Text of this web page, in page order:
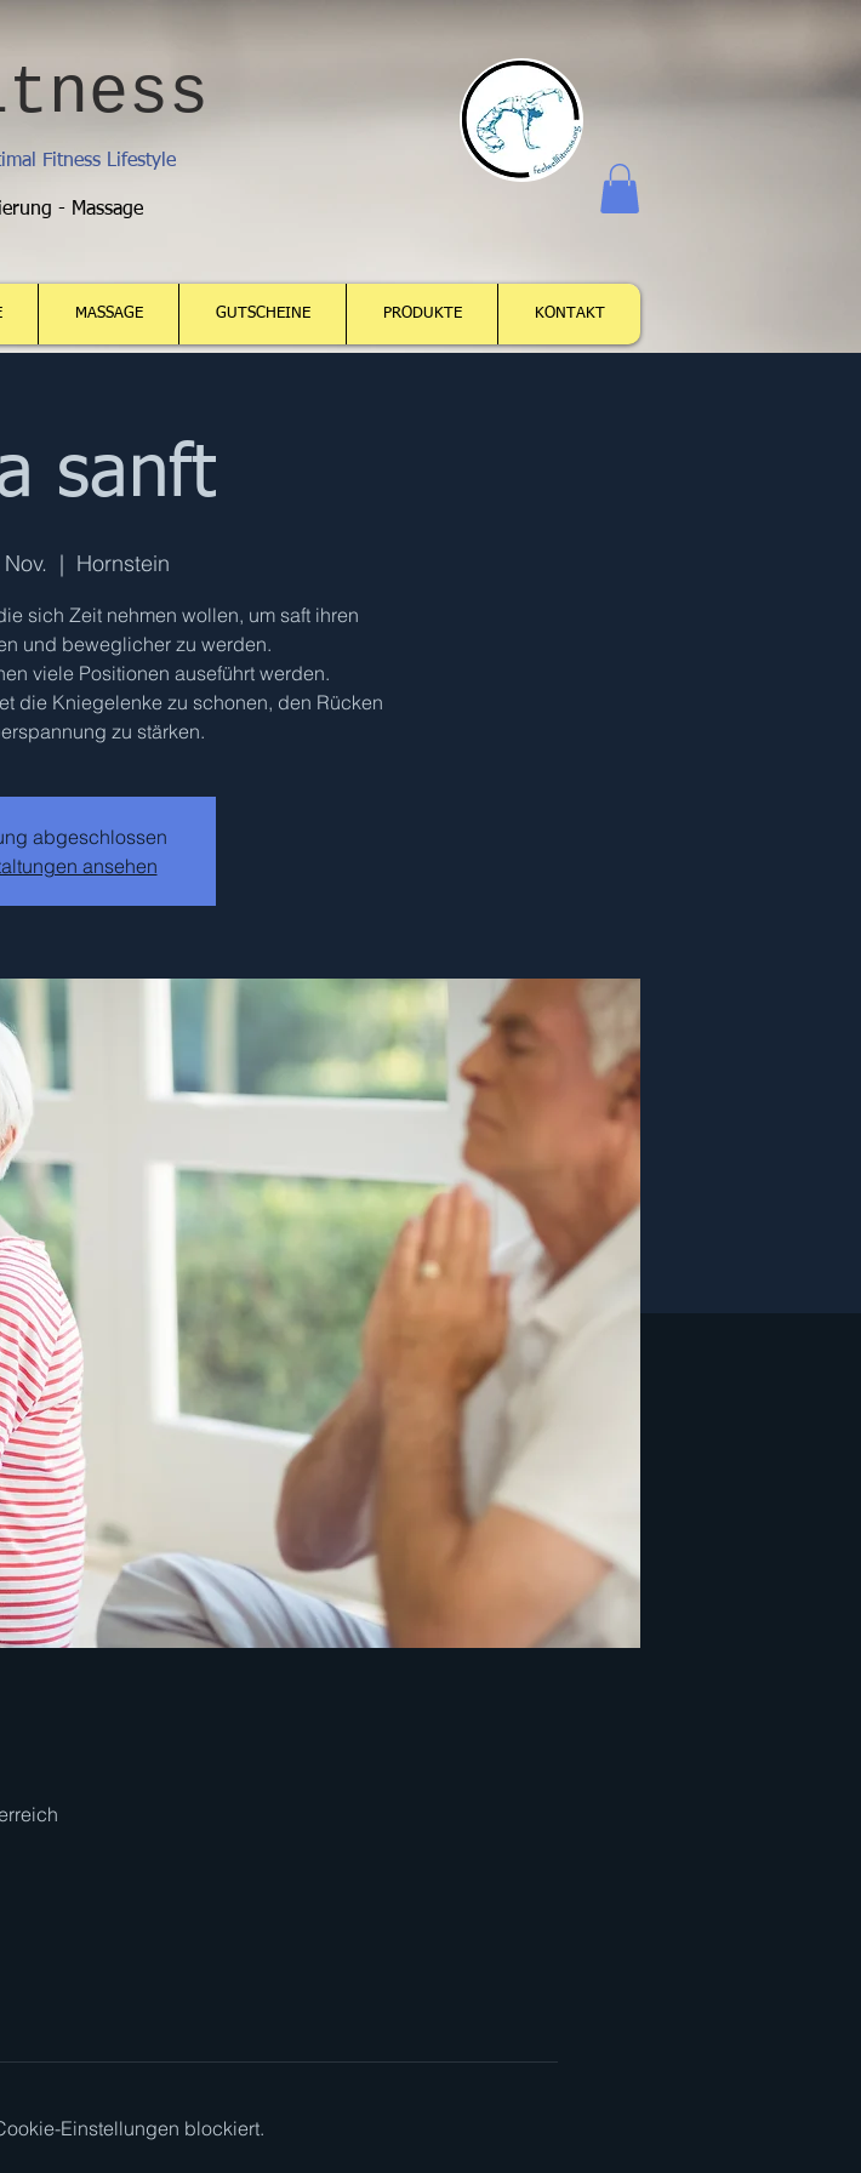
Fitness Lifestyle
- Massage
Anmelden
MASSAGE GUTSCHEINE PRODUKTE KONTAKT
sanft
  |
Hornstein
sich Zeit nehmen wollen, um saft ihren
und beweglicher zu werden.
viele Positionen auseführt werden.
die Kniegelenke zu schonen, den Rücken
zu stärken.
abgeschlossen
ansehen
Einstellungen blockiert.